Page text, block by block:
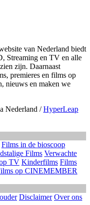
van Nederland biedt
Streaming en TV en alle
zijn. Daarnaast
premieres en films op
nieuws en maken we
Nederland /HyperLeap
Films in de bioscoop
Films Verwachte
TV Kinderfilms Films
op CINEMEMBER
Disclaimer Over ons